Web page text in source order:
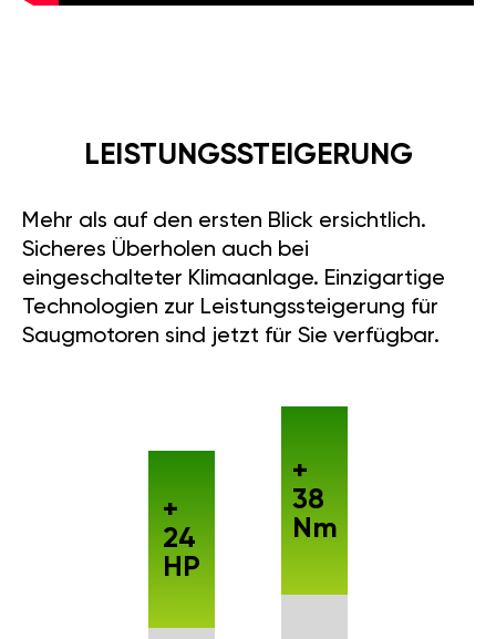
LEISTUNGSSTEIGERUNG
Mehr als auf den ersten Blick ersichtlich.
Sicheres Überholen auch bei
eingeschalteter Klimaanlage. Einzigartige
Technologien zur Leistungssteigerung für
Saugmotoren sind jetzt für Sie verfügbar.
+
24
HP
+
38
Nm